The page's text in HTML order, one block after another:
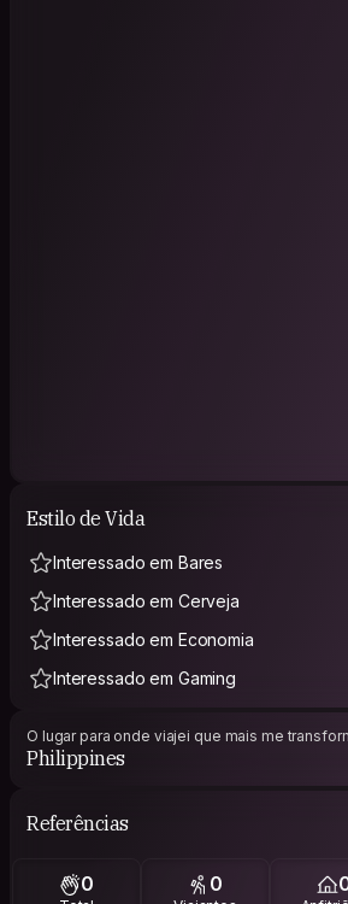
Estilo de Vida
Interessado em Bares
Interessado em Cerveja
Interessado em Economia
Interessado em Gaming
O lugar para onde viajei que mais me
Philippines
Referências
0 0